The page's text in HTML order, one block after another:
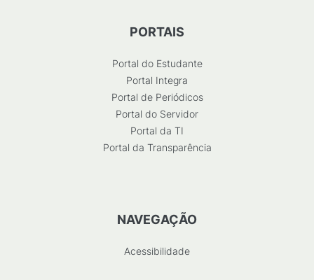
PORTAIS
Portal do Estudante
Portal Integra
Portal de Periódicos
Portal do Servidor
Portal da TI
Portal da Transparência
NAVEGAÇÃO
Acessibilidade